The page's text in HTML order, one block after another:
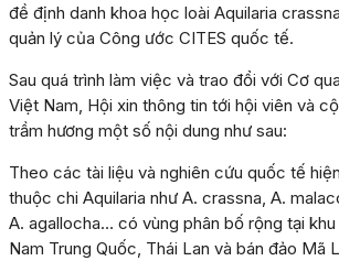
đề định danh khoa học loài Aquilaria
quản lý của Công ước CITES quốc tế.
Sau quá trình làm việc và trao đổi với Cơ
Việt Nam, Hội xin thông tin tới hội viên và
trầm hương một số nội dung như sau:
Theo các tài liệu và nghiên cứu quốc tế
thuộc chi Aquilaria như A. crassna, A.
A. agallocha… có vùng phân bố rộng tại
Nam Trung Quốc, Thái Lan và bán đảo Mã